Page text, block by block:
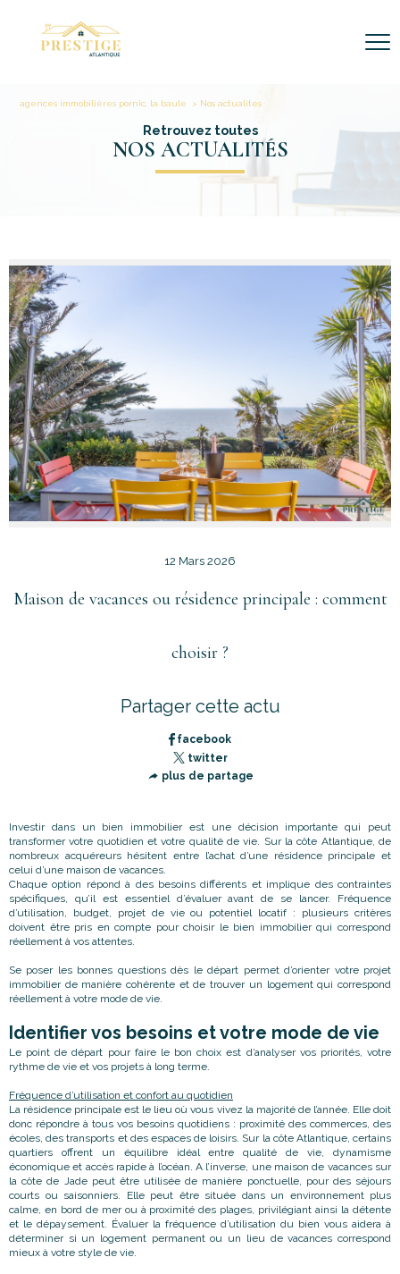
agences immobilières pornic, la baule Nos actualites
Retrouvez toutes
NOS ACTUALITÉS
12 Mars 2026
Maison de vacances ou résidence principale : comment
choisir ?
Partager cette actu
facebook
twitter
plus de partage
Investir dans un bien immobilier est une décision importante qui peut
transformer votre quotidien et votre qualité de vie. Sur la côte Atlantique, de
nombreux acquéreurs hésitent entre l’achat d’une résidence principale et
celui d’une maison de vacances.
Chaque option répond à des besoins différents et implique des contraintes
spécifiques, qu’il est essentiel d’évaluer avant de se lancer. Fréquence
d’utilisation, budget, projet de vie ou potentiel locatif : plusieurs critères
doivent être pris en compte pour choisir le bien immobilier qui correspond
réellement à vos attentes.
Se poser les bonnes questions dès le départ permet d’orienter votre projet
immobilier de manière cohérente et de trouver un logement qui correspond
réellement à votre mode de vie.
Identifier vos besoins et votre mode de vie
Le point de départ pour faire le bon choix est d’analyser vos priorités, votre
rythme de vie et vos projets à long terme.
Fréquence d’utilisation et confort au quotidien
La résidence principale est le lieu où vous vivez la majorité de l’année. Elle doit
donc répondre à tous vos besoins quotidiens : proximité des commerces, des
écoles, des transports et des espaces de loisirs. Sur la côte Atlantique, certains
quartiers offrent un équilibre idéal entre qualité de vie, dynamisme
économique et accès rapide à l’océan. A l’inverse, une maison de vacances sur
la côte de Jade peut être utilisée de manière ponctuelle, pour des séjours
courts ou saisonniers. Elle peut être située dans un environnement plus
calme, en bord de mer ou à proximité des plages, privilégiant ainsi la détente
et le dépaysement. Évaluer la fréquence d’utilisation du bien vous aidera à
déterminer si un logement permanent ou un lieu de vacances correspond
mieux à votre style de vie.